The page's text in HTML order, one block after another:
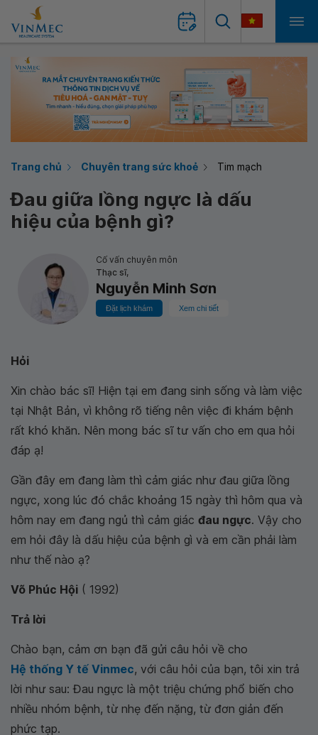
Trang chủ Chuyên trang sức khoẻ Tim mạch
Đau giữa lồng ngực là dấu
hiệu của bệnh gì?
Cố vấn chuyên môn
Thạc sĩ,
Nguyễn Minh Sơn
Đặt lịch khám Xem chi tiết
Hỏi
Xin chào bác sĩ! Hiện tại em đang sinh sống và làm việc
tại Nhật Bản, vì không rõ tiếng nên việc đi khám bệnh
rất khó khăn. Nên mong bác sĩ tư vấn cho em qua hỏi
đáp ạ!
Gần đây em đang làm thì cảm giác như đau giữa lồng
ngực, xong lúc đó chắc khoảng 15 ngày thì hôm qua và
hôm nay em đang ngủ thì cảm giác đau ngực. Vậy cho
em hỏi đây là dấu hiệu của bệnh gì và em cần phải làm
như thế nào ạ?
Võ Phúc Hội ( 1992)
Trả lời
Chào bạn, cảm ơn bạn đã gửi câu hỏi về cho
Hệ thống Y tế Vinmec, với câu hỏi của bạn, tôi xin trả
lời như sau: Đau ngực là một triệu chứng phổ biến cho
nhiều nhóm bệnh, từ nhẹ đến nặng, từ đơn giản đến
phức tạp.